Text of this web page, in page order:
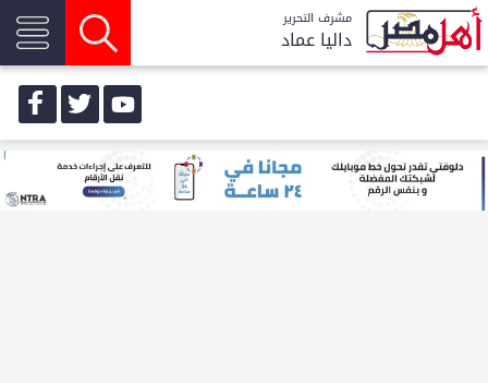
مشرف التحرير
داليا عماد